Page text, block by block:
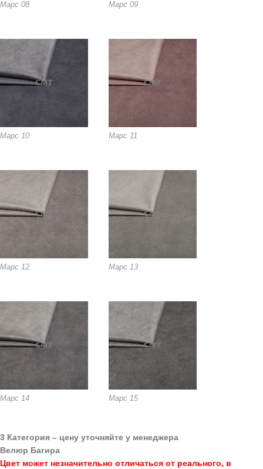
Марс 08 Марс 09
Марс 10 Марс 11
Марс 12 Марс 13
Марс 14 Марс 15
3 Категория – цену уточняйте у менеджера
Велюр Багира
Цвет может незначительно отличаться от реального, в